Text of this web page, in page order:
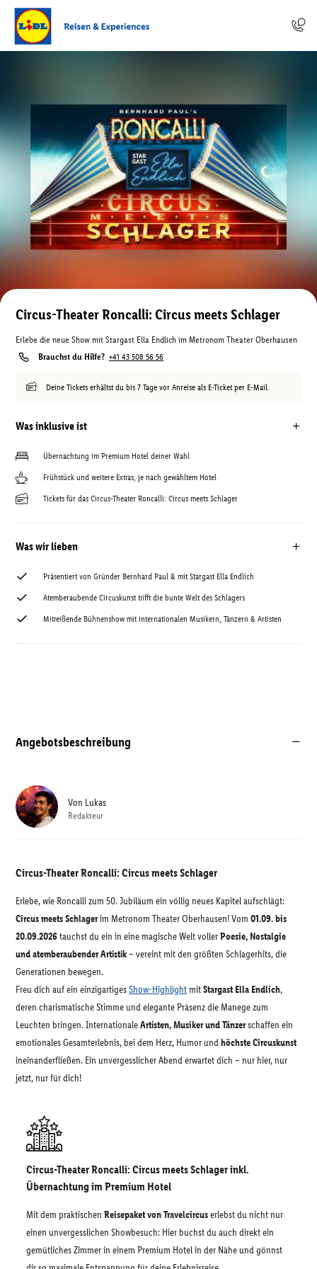
Circus-Theater Roncalli: Circus meets Schlager
Erlebe die neue Show mit Stargast Ella Endlich im Metronom Theater Oberhausen
Brauchst du Hilfe? +41 43 508 56 56
Deine Tickets erhältst du bis 7 Tage vor Anreise als E-Ticket per E-Mail.
Was inklusive ist
Übernachtung im Premium Hotel deiner Wahl
Frühstück und weitere Extras, je nach gewähltem Hotel
Tickets für das Circus-Theater Roncalli: Circus meets Schlager
Was wir lieben
Präsentiert von Gründer Bernhard Paul & mit Stargast Ella Endlich
Atemberaubende Circuskunst trifft die bunte Welt des Schlagers
Mitreißende Bühnenshow mit internationalen Musikern, Tänzern & Artisten
Angebotsbeschreibung
Circus-Theater Roncalli: Circus meets Schlager
Erlebe, wie Roncalli zum 50. Jubiläum ein völlig neues Kapitel aufschlägt:
Circus meets Schlagerim Metronom Theater Oberhausen! Vom 01.09. bis
20.09.2026tauchst du ein in eine magische Welt vollerPoesie, Nostalgie
und atemberaubender Artistik– vereint mit den größten Schlagerhits, die
Generationen bewegen.
Freu dich auf ein einzigartigesShow-HighlightmitStargast Ella Endlich,
deren charismatische Stimme und elegante Präsenz die Manege zum
Leuchten bringen. InternationaleArtisten, Musiker und Tänzerschaffen ein
emotionales Gesamterlebnis, bei dem Herz, Humor undhöchste Circuskunst
ineinanderfließen. Ein unvergesslicher Abend erwartet dich – nur hier, nur
jetzt, nur für dich!
Circus-Theater Roncalli: Circus meets Schlager inkl.
Übernachtung im Premium Hotel
Mit dem praktischen Reisepaket von Travelcircuserlebst du nicht nur
einen unvergesslichen Showbesuch: Hier buchst du auch direkt ein
gemütliches Zimmer in einem Premium Hotel in der Nähe und gönnst
Von Lukas
Redakteur